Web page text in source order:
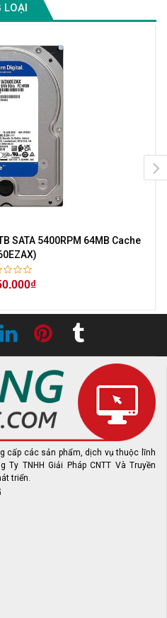
LOẠI
SATA 5400RPM 64MB Cache
cấp các sản phẩm, dịch vụ thuộc lĩnh
TNHH Giải Pháp CNTT Và Truyền
triển.